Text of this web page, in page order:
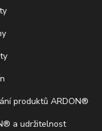
produktů ARDON®
a udržitelnost